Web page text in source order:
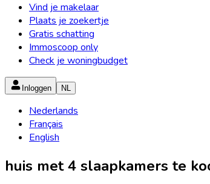
Vind je makelaar
Plaats je zoekertje
Gratis schatting
Immoscoop only
Check je woningbudget
Inloggen NL
Nederlands
Français
English
huis met 4 slaapkamers te